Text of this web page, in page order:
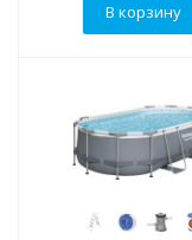
В корзину